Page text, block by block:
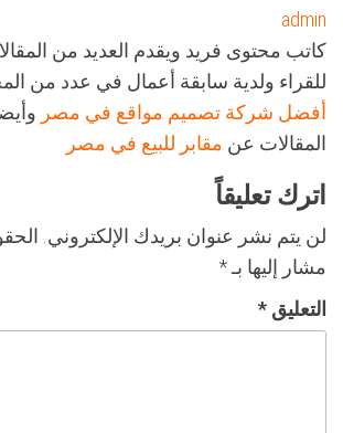
admin
كاتب محتوى فريد ويقدم العديد من
للقراء ولدية سابقة أعمال في عدد من
أفضل شركة تصميم مواقع في مصر
المقالات عن مقابر للبيع في مصر
اترك تعليقاً
لن يتم نشر عنوان بريدك الإلكتروني.
مشار إليها بـ*
التعليق *